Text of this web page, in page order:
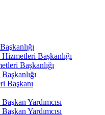
Başkanlığı
Başkanlığı
Başkanı
Yardımcısı
Yardımcısı